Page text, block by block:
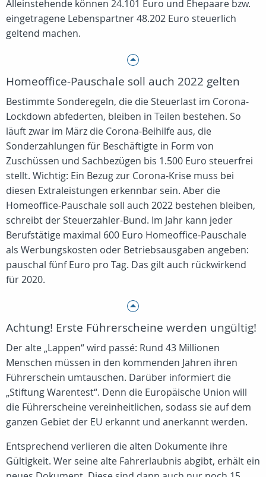
Alleinstehende können 24.101 Euro und Ehepaare bzw.
eingetragene Lebenspartner 48.202 Euro steuerlich
geltend machen.
Homeoffice-Pauschale soll auch 2022 gelten
Bestimmte Sonderegeln, die die Steuerlast im Corona-
Lockdown abfederten, bleiben in Teilen bestehen. So
läuft zwar im März die Corona-Beihilfe aus, die
Sonderzahlungen für Beschäftigte in Form von
Zuschüssen und Sachbezügen bis 1.500 Euro steuerfrei
stellt. Wichtig: Ein Bezug zur Corona-Krise muss bei
diesen Extraleistungen erkennbar sein. Aber die
Homeoffice-Pauschale soll auch 2022 bestehen bleiben,
schreibt der Steuerzahler-Bund. Im Jahr kann jeder
Berufstätige maximal 600 Euro Homeoffice-Pauschale
als Werbungskosten oder Betriebsausgaben angeben:
pauschal fünf Euro pro Tag. Das gilt auch rückwirkend
für 2020.
Achtung! Erste Führerscheine werden ungültig!
Der alte „Lappen“ wird passé: Rund 43 Millionen
Menschen müssen in den kommenden Jahren ihren
Führerschein umtauschen. Darüber informiert die
„Stiftung Warentest“. Denn die Europäische Union will
die Führerscheine vereinheitlichen, sodass sie auf dem
ganzen Gebiet der EU erkannt und anerkannt werden.
Entsprechend verlieren die alten Dokumente ihre
Gültigkeit. Wer seine alte Fahrerlaubnis abgibt, erhält ein